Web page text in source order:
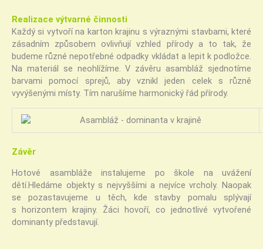
Realizace výtvarné činnosti
Každý si vytvoří na karton krajinu s výraznými stavbami, které
zásadním způsobem ovlivňují vzhled přírody a to tak, že
budeme různé nepotřebné odpadky vkládat a lepit k podložce.
Na materiál se neohlížíme. V závěru asambláž sjednotíme
barvami pomocí sprejů, aby vznikl jeden celek s různě
vyvýšenými místy. Tím narušíme harmonický řád přírody.
Závěr
Hotové asambláže instalujeme po škole na uvážení
dětí.Hledáme objekty s nejvyššími a nejvíce vrcholy. Naopak
se pozastavujeme u těch, kde stavby pomalu splývají
s horizontem krajiny. Žáci hovoří, co jednotlivé vytvořené
dominanty představují.